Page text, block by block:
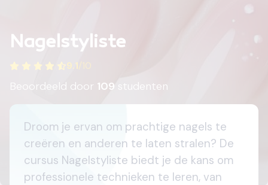
Nagelstyliste
9.1
Beoordeeld door 109 studenten
Droom je ervan om prachtige nagels te
creëren en anderen te laten stralen? De
cursus Nagelstyliste biedt je de kans om
professionele technieken te leren, van